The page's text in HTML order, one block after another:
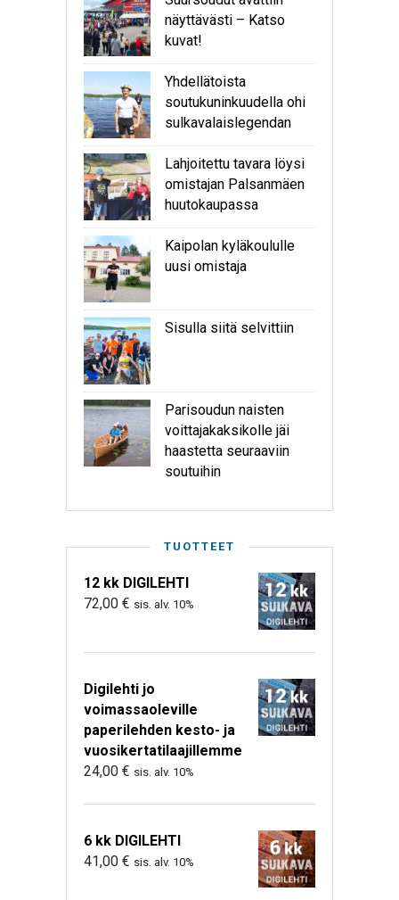
näyttävästi – Katso
kuvat!
Yhdellätoista
soutukuninkuudella ohi
sulkavalaislegendan
Lahjoitettu tavara löysi
omistajan Palsanmäen
huutokaupassa
Kaipolan kyläkoululle
uusi omistaja
Sisulla siitä selvittiin
Parisoudun naisten
voittajakaksikolle jäi
haastetta seuraaviin
soutuihin
TUOTTEET
12 kk DIGILEHTI
72,00 € sis. alv. 10%
Digilehti jo
voimassaoleville
paperilehden kesto- ja
vuosikertatilaajillemme
24,00 € sis. alv. 10%
6 kk DIGILEHTI
41,00 € sis. alv. 10%